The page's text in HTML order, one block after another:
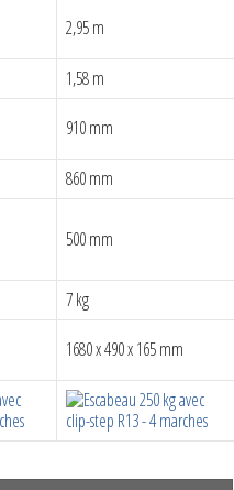
2,95 m
1,58 m
910 mm
860 mm
500 mm
7 kg
1680 x 490 x 165 mm